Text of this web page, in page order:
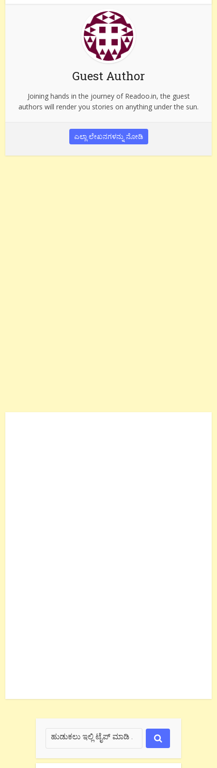
Guest Author
Joining hands in the journey of Readoo.in, the guest
authors will render you stories on anything under the sun.
ಎಲ್ಲಾ ಲೇಖನಗಳನ್ನು ನೋಡಿ